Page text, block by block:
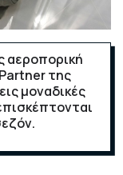
αεροπορική
της
μοναδικές